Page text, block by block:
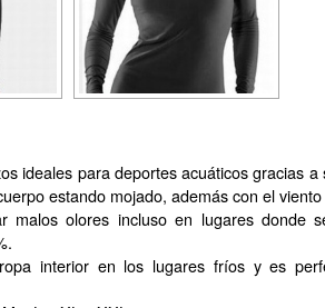
ideales para deportes acuáticos gracias
estando mojado, además con el
malos olores incluso en lugares donde
interior en los lugares fríos y es